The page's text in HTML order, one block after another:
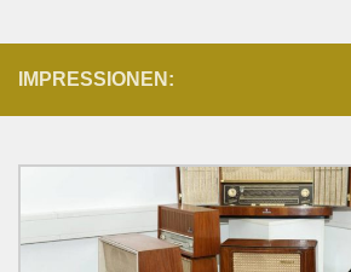
IMPRESSIONEN: